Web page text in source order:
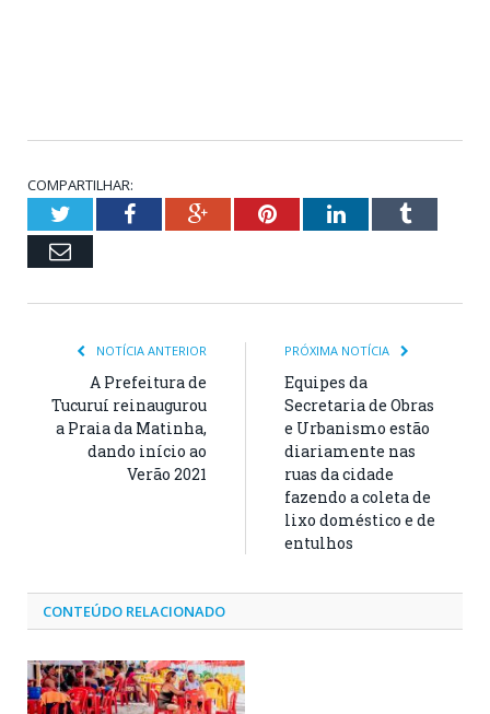
COMPARTILHAR:
TwitterFacebookGoogle+PinterestLinkedInTumblr
Email
NOTÍCIA ANTERIOR
A Prefeitura de
Tucuruí reinaugurou
a Praia da Matinha,
dando início ao
Verão 2021
PRÓXIMA NOTÍCIA
Equipes da
Secretaria de Obras
e Urbanismo estão
diariamente nas
ruas da cidade
fazendo a coleta de
lixo doméstico e de
entulhos
CONTEÚDO RELACIONADO